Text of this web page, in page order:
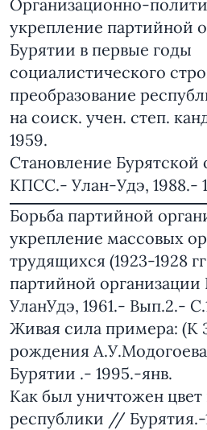
Организационно-
укрепление партийной
Бурятии в первые годы
социалистического
преобразование
на соиск. учен. степ.
1959.
Становление Бурятской
КПСС.- Улан-Удэ, 1988.-
Борьба партийной
укрепление массовых
трудящихся (1923-1928
партийной организации
УланУдэ, 1961.- Вып.2.-
Живая сила примера: (К
рождения
Бурятии .- 1995.-янв.
Как был уничтожен
республики // Бурятия.-